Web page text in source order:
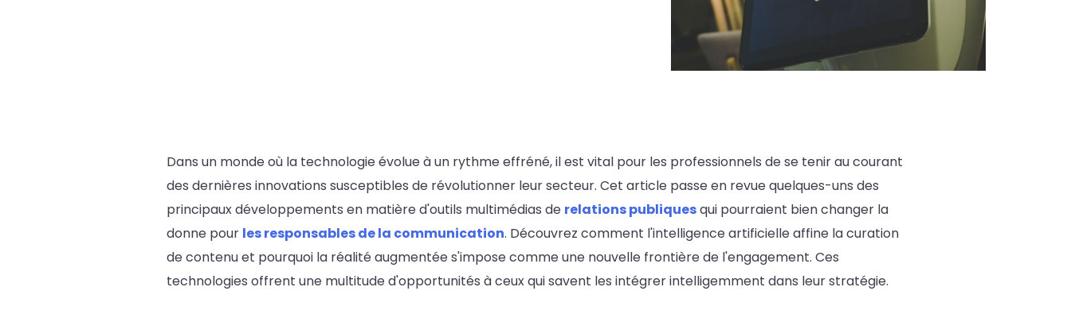
Dans un monde où la technologie évolue à un rythme effréné, il est vital pour les professionnels de se tenir au courant
des dernières innovations susceptibles de révolutionner leur secteur. Cet article passe en revue quelques-uns des
principaux développements en matière d'outils multimédias de relations publiquesqui pourraient bien changer la
donne pour les responsables de la communication. Découvrez comment l'intelligence artificielle affine la curation
de contenu et pourquoi la réalité augmentée s'impose comme une nouvelle frontière de l'engagement. Ces
technologies offrent une multitude d'opportunités à ceux qui savent les intégrer intelligemment dans leur stratégie.